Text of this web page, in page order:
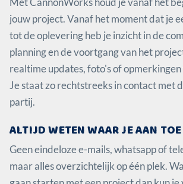
jouw project. Vanaf het moment dat je
tot de oplevering heb je inzicht in de
planning en de voortgang van het
realtime updates, foto's of
Je staat zo rechtstreeks in contact met
partij.
ALTIJD WETEN WAAR JE AAN
Geen eindeloze e-mails, whatsapp of
maar alles overzichtelijk op één plek.